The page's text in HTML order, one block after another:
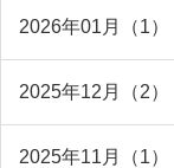
2026年01月（1）
2025年12月（2）
2025年11月（1）